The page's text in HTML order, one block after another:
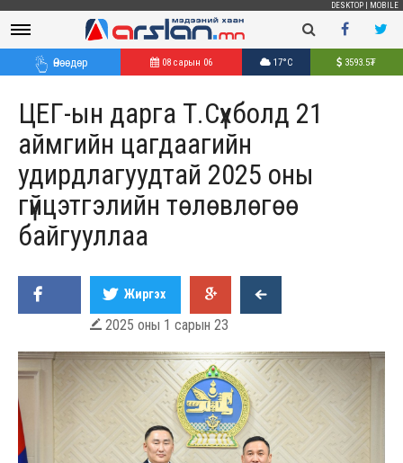
DESKTOP MOBILE
Өнөөдөр 08 сарын 06 17°C 3593.5₮
ЦЕГ-ын дарга Т.Сүхболд 21
аймгийн цагдаагийн
удирдлагуудтай 2025 оны
гүйцэтгэлийн төлөвлөгөө
байгууллаа
Жиргэх
 2025 оны 1 сарын 23